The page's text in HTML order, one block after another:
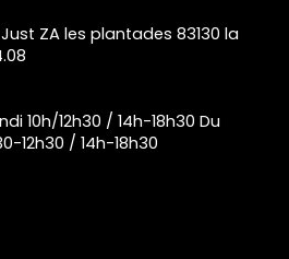
ZA les plantades 83130 la
10h/12h30 / 14h-18h30 Du
12h30 / 14h-18h30